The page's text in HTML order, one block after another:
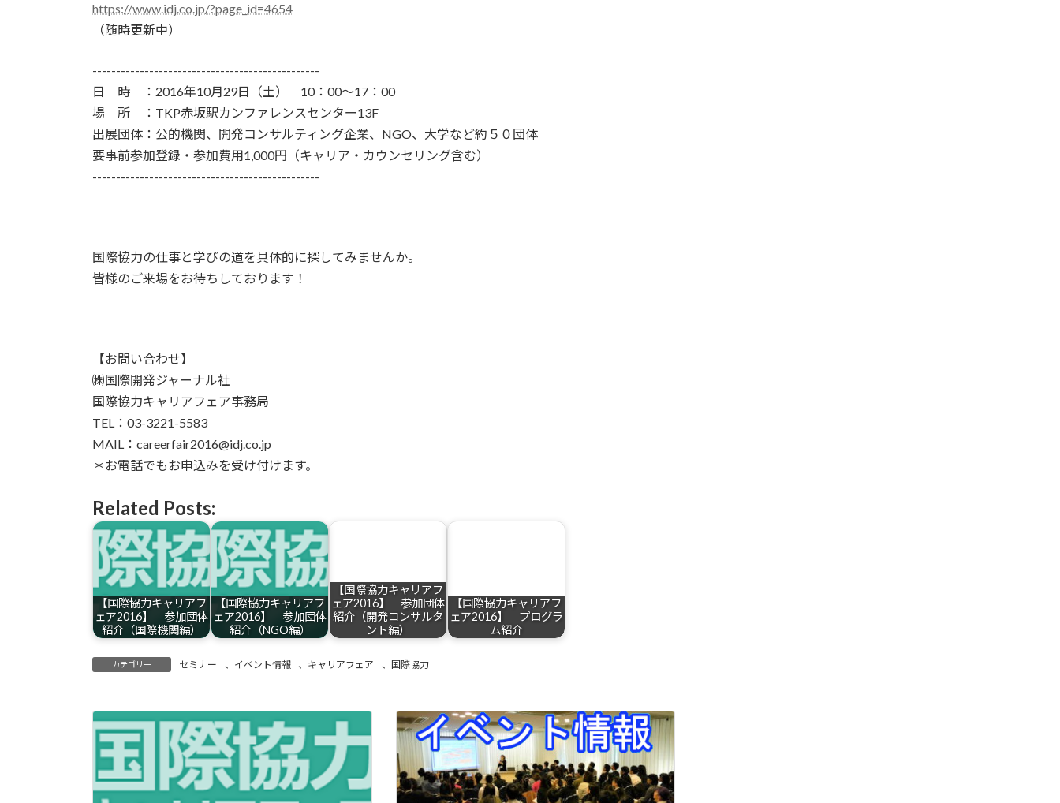
https://www.idj.co.jp/?page_id=4654
（随時更新中）
------------------------------------------------
日 時 ：2016年10月29日（土） 10：00～17：00
場 所 ：TKP赤坂駅カンファレンスセンター13F
出展団体：公的機関、開発コンサルティング企業、NGO、大学など約５０団体
要事前参加登録・参加費用1,000円（キャリア・カウンセリング含む）
------------------------------------------------
国際協力の仕事と学びの道を具体的に探してみませんか。
皆様のご来場をお待ちしております！
【お問い合わせ】
㈱国際開発ジャーナル社
国際協力キャリアフェア事務局
TEL：03-3221-5583
MAIL：careerfair2016@idj.co.jp
＊お電話でもお申込みを受け付けます。
Related Posts:
【国際協力キャリアフ
ェア2016】 参加団体
紹介（国際機関編）
【国際協力キャリアフ
ェア2016】 参加団体
紹介（NGO編）
【国際協力キャリアフ
ェア2016】 参加団体
紹介（開発コンサルタ
ント編）
【国際協力キャリアフ
ェア2016】 プログラ
ム紹介
カテゴリー セミナー 、 イベント情報 、 キャリアフェア 、 国際協力